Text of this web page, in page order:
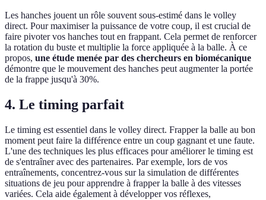
Les hanches jouent un rôle souvent sous-estimé dans le volley
direct. Pour maximiser la puissance de votre coup, il est crucial de
faire pivoter vos hanches tout en frappant. Cela permet de renforcer
la rotation du buste et multiplie la force appliquée à la balle. À ce
propos, une étude menée par des chercheurs en biomécanique
démontre que le mouvement des hanches peut augmenter la portée
de la frappe jusqu'à 30%.
4. Le timing parfait
Le timing est essentiel dans le volley direct. Frapper la balle au bon
moment peut faire la différence entre un coup gagnant et une faute.
L'une des techniques les plus efficaces pour améliorer le timing est
de s'entraîner avec des partenaires. Par exemple, lors de vos
entraînements, concentrez-vous sur la simulation de différentes
situations de jeu pour apprendre à frapper la balle à des vitesses
variées. Cela aide également à développer vos réflexes,